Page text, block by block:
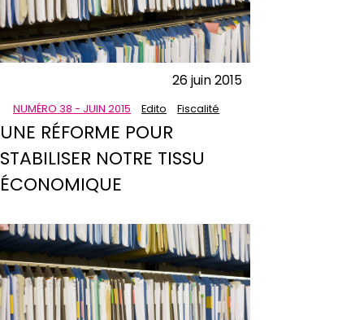
26 juin 2015
NUMÉRO 38 - JUIN 2015 Edito Fiscalité
UNE RÉFORME POUR
STABILISER NOTRE TISSU
ÉCONOMIQUE